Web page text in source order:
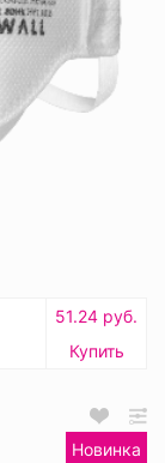
51.24 руб.
Купить
Новинка